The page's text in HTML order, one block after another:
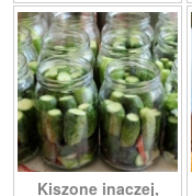
Kiszone inaczej,